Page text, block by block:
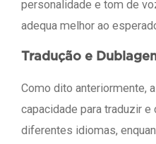
personalidade e tom de
adequa melhor ao
Tradução e
Como dito anteriormente,
capacidade para traduzir e
diferentes idiomas,